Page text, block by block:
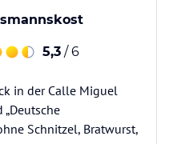
5,3 / 6
in der Calle Miguel
Schnitzel, Bratwurst,